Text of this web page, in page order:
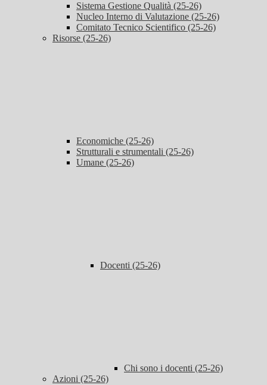
Sistema Gestione Qualità (25-26)
Nucleo Interno di Valutazione (25-26)
Comitato Tecnico Scientifico (25-26)
Risorse (25-26)
Economiche (25-26)
Strutturali e strumentali (25-26)
Umane (25-26)
Docenti (25-26)
Chi sono i docenti (25-26)
Azioni (25-26)